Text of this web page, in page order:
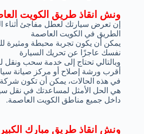
ونش انقاذ طريق الكويت
إن تعرض سيارتك لعطل مفاجئ أثناء
الطريق في الكويت العاصمة
يمكن أن يكون تجربة محبطة ومثيرة
نفسك عاجزًا عن تحريك السيارة
وبالتالي تحتاج إلى خدمة سحب ونقل
أقرب ورشة إصلاح أو مركز صيانة
في هذه الحالات، يمكن أن تكون
هي الحل الأمثل لمساعدتك في نقل
داخل جميع مناطق الكويت العاصمة.
ونش انقاذ طريق مبارك الكبير